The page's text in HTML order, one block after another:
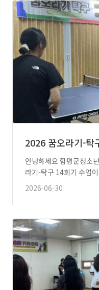
2026 꿈오라기-탁
안녕하세요 함평군청소년센터입니다.
2026-06-30